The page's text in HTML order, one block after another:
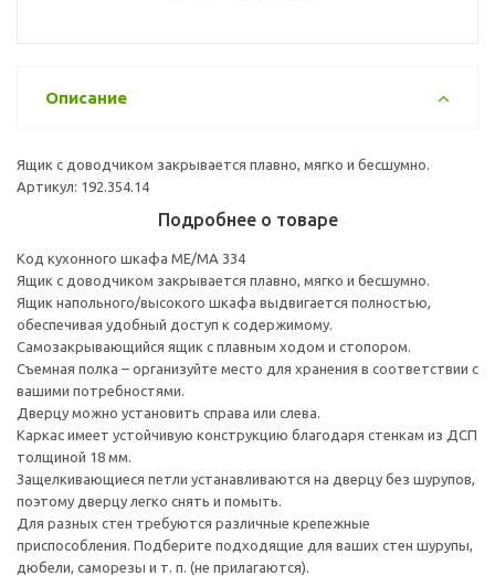
Описание
Ящик с доводчиком закрывается плавно, мягко и бесшумно.
Артикул: 192.354.14
Подробнее о товаре
Код кухонного шкафа ME/MA 334
Ящик с доводчиком закрывается плавно, мягко и бесшумно.
Ящик напольного/высокого шкафа выдвигается полностью,
обеспечивая удобный доступ к содержимому.
Cамозакрывающийся ящик с плавным ходом и стопором.
Съемная полка – организуйте место для хранения в соответствии с
вашими потребностями.
Дверцу можно установить справа или слева.
Каркас имеет устойчивую конструкцию благодаря стенкам из ДСП
толщиной 18 мм.
Защелкивающиеся петли устанавливаются на дверцу без шурупов,
поэтому дверцу легко снять и помыть.
Для разных стен требуются различные крепежные
приспособления. Подберите подходящие для ваших стен шурупы,
дюбели, саморезы и т. п. (не прилагаются).